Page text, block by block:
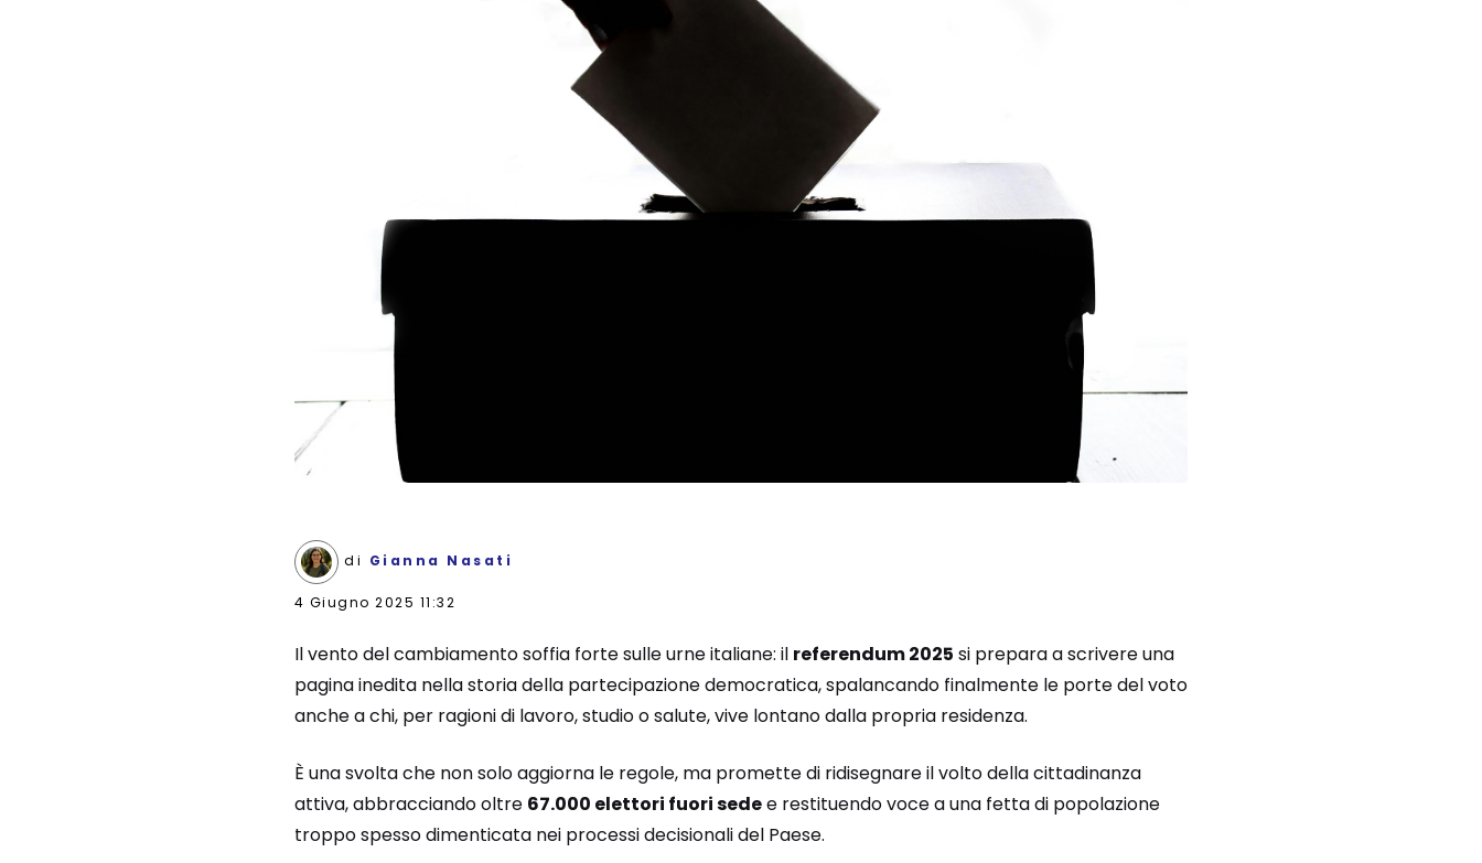
di Gianna Nasati
4 Giugno 2025 11:32
Il vento del cambiamento soffia forte sulle urne italiane: il referendum 2025 si prepara a scrivere una
pagina inedita nella storia della partecipazione democratica, spalancando finalmente le porte del voto
anche a chi, per ragioni di lavoro, studio o salute, vive lontano dalla propria residenza.
È una svolta che non solo aggiorna le regole, ma promette di ridisegnare il volto della cittadinanza
attiva, abbracciando oltre 67.000 elettori fuori sedee restituendo voce a una fetta di popolazione
troppo spesso dimenticata nei processi decisionali del Paese.